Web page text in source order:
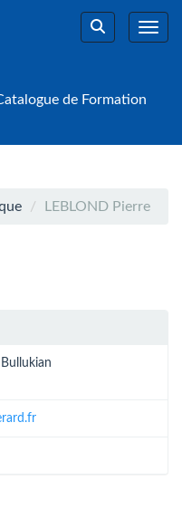
Rechercher
de Formation
LEBLOND Pierre